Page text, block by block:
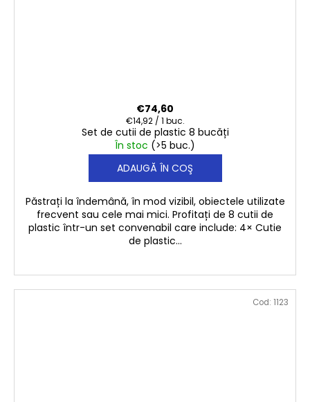
Set de cutii de plastic 8 bucăți
În stoc (>5 buc.)
€74,60
Evaluare
preţ:
€14,92 / 1 buc.
ADAUGĂ ÎN COŞ
Păstrați la îndemână, în mod vizibil, obiectele utilizate
frecvent sau cele mai mici. Profitați de 8 cutii de
plastic într-un set convenabil care include: 4× Cutie
de plastic...
Cod: 1123